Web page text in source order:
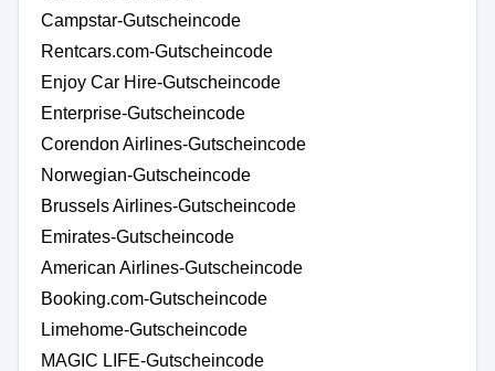
Campstar-Gutscheincode
Rentcars.com-Gutscheincode
Enjoy Car Hire-Gutscheincode
Enterprise-Gutscheincode
Corendon Airlines-Gutscheincode
Norwegian-Gutscheincode
Brussels Airlines-Gutscheincode
Emirates-Gutscheincode
American Airlines-Gutscheincode
Booking.com-Gutscheincode
Limehome-Gutscheincode
MAGIC LIFE-Gutscheincode